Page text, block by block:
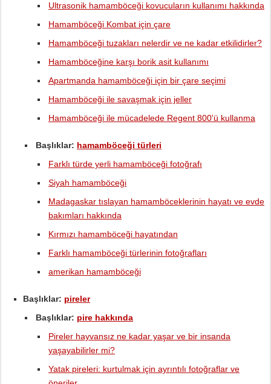
Ultrasonik hamamböceği kovucuların kullanımı hakkında
Hamamböceği Kombat için çare
Hamamböceği tuzakları nelerdir ve ne kadar etkilidirler?
Hamamböceğine karşı borik asit kullanımı
Apartmanda hamamböceği için bir çare seçimi
Hamamböceği ile savaşmak için jeller
Hamamböceği ile mücadelede Regent 800'ü kullanma
Başlıklar: hamamböceği türleri
Farklı türde yerli hamamböceği fotoğrafı
Siyah hamamböceği
Madagaskar tıslayan hamamböceklerinin hayatı ve evde
bakımları hakkında
Kırmızı hamamböceği hayatından
Farklı hamamböceği türlerinin fotoğrafları
amerikan hamamböceği
Başlıklar: pireler
Başlıklar: pire hakkında
Pireler hayvansız ne kadar yaşar ve bir insanda
yaşayabilirler mi?
Yatak pireleri: kurtulmak için ayrıntılı fotoğraflar ve